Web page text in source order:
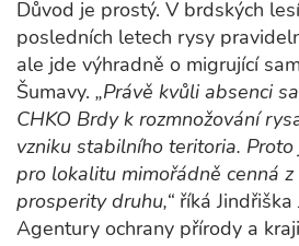
Důvod je prostý. V brdských
posledních letech rysy
ale jde výhradně o migrující
Šumavy. „Právě kvůli absenci
CHKO Brdy k rozmnožování
vzniku stabilního teritoria.
pro lokalitu mimořádně cenná
prosperity druhu,“ říká Jindřiška
Agentury ochrany přírody a